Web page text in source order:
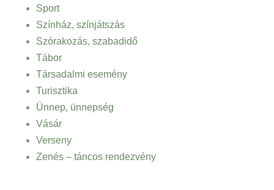
Sport
Színház, színjátszás
Szórakozás, szabadidő
Tábor
Társadalmi esemény
Turisztika
Ünnep, ünnepség
Vásár
Verseny
Zenés – táncos rendezvény